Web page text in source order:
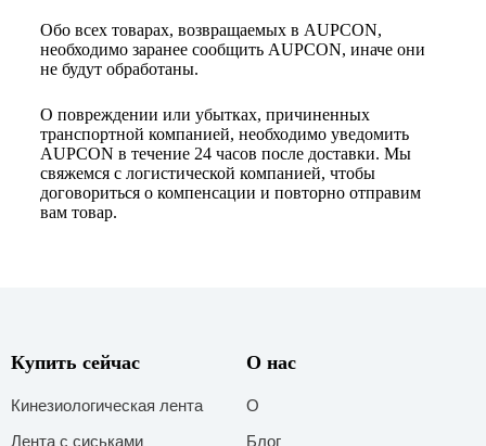
Обо всех товарах, возвращаемых в AUPCON,
необходимо заранее сообщить AUPCON, иначе они
не будут обработаны.
О повреждении или убытках, причиненных
транспортной компанией, необходимо уведомить
AUPCON в течение 24 часов после доставки. Мы
свяжемся с логистической компанией, чтобы
договориться о компенсации и повторно отправим
вам товар.
Купить сейчас
Кинезиологическая лента
Лента с сиськами
О нас
О
Блог